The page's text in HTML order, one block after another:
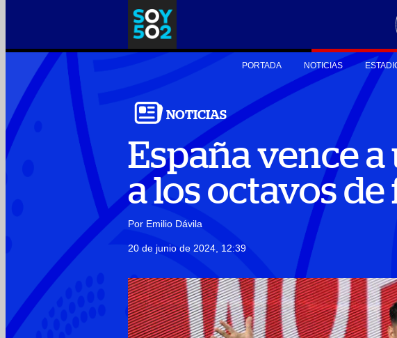
PORTADA NOTICIAS
NOTICIAS
España vence
a los octavos
Por Emilio Dávila
20 de junio de 2024, 12:39